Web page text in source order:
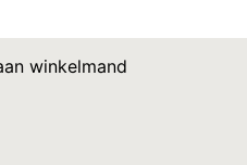
winkelmand